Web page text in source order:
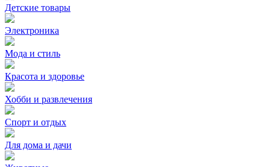
Детские товары
Электроника
Мода и стиль
Красота и здоровье
Хобби и развлечения
Спорт и отдых
Для дома и дачи